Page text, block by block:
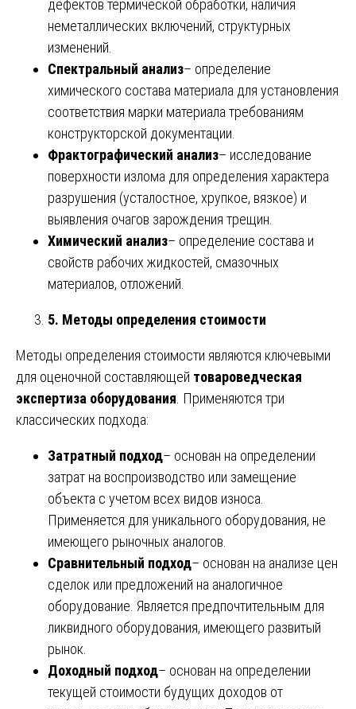
дефектов термической обработки, наличия
неметаллических включений, структурных
изменений.
Спектральный анализ– определение
химического состава материала для установления
соответствия марки материала требованиям
конструкторской документации.
Фрактографический анализ– исследование
поверхности излома для определения характера
разрушения (усталостное, хрупкое, вязкое) и
выявления очагов зарождения трещин.
Химический анализ– определение состава и
свойств рабочих жидкостей, смазочных
материалов, отложений.
5. Методы определения стоимости
Методы определения стоимости являются ключевыми
для оценочной составляющей товароведческая
экспертиза оборудования . Применяются три
классических подхода:
Затратный подход– основан на определении
затрат на воспроизводство или замещение
объекта с учетом всех видов износа.
Применяется для уникального оборудования, не
имеющего рыночных аналогов.
Сравнительный подход– основан на анализе цен
сделок или предложений на аналогичное
оборудование. Является предпочтительным для
ликвидного оборудования, имеющего развитый
рынок.
Доходный подход– основан на определении
текущей стоимости будущих доходов от